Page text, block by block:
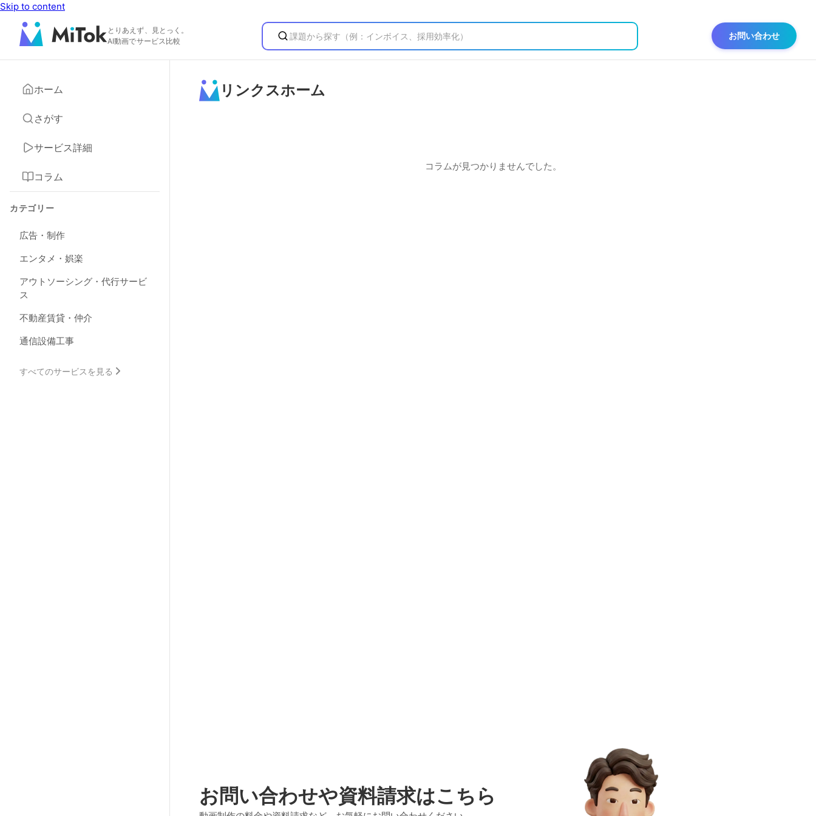
Skip to content
とりあえず、見とっく。
AI動画でサービス比較
お問い合わせ
ホーム
さがす
サービス詳細
コラム
カテゴリー
広告・制作
エンタメ・娯楽
アウトソーシング・代行サービ
ス
不動産賃貸・仲介
通信設備工事
すべてのサービスを見る
リンクスホーム
コラムが見つかりませんでした。
お問い合わせや資料請求はこちら